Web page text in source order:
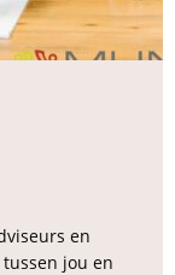
en
jou en